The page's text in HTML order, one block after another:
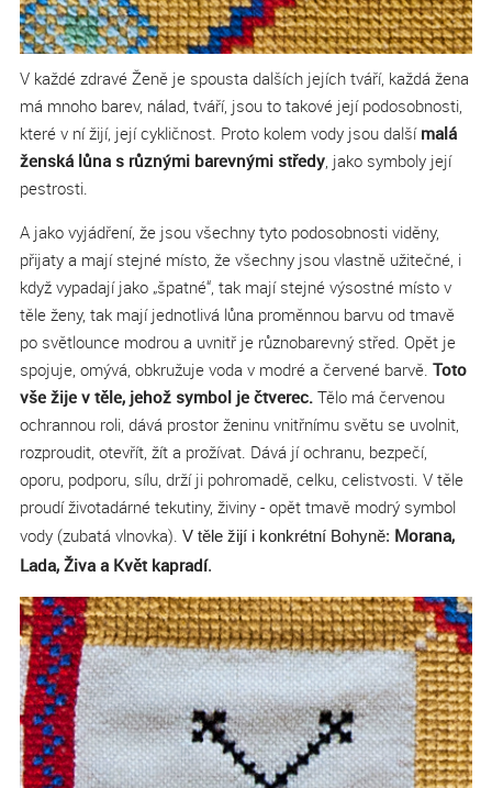
V každé zdravé Ženě je spousta dalších jejích tváří, každá žena
má mnoho barev, nálad, tváří, jsou to takové její podosobnosti,
které v ní žijí, její cykličnost. Proto kolem vody jsou další malá
ženská lůna s různými barevnými středy, jako symboly její
pestrosti.
A jako vyjádření, že jsou všechny tyto podosobnosti viděny,
přijaty a mají stejné místo, že všechny jsou vlastně užitečné, i
když vypadají jako „špatné“, tak mají stejné výsostné místo v
těle ženy, tak mají jednotlivá lůna proměnnou barvu od tmavě
po světlounce modrou a uvnitř je různobarevný střed. Opět je
spojuje, omývá, obkružuje voda v modré a červené barvě. Toto
vše žije v těle, jehož symbol je čtverec.Tělo má červenou
ochrannou roli, dává prostor ženinu vnitřnímu světu se uvolnit,
rozproudit, otevřít, žít a prožívat. Dává jí ochranu, bezpečí,
oporu, podporu, sílu, drží ji pohromadě, celku, celistvosti. V těle
proudí životadárné tekutiny, živiny - opět tmavě modrý symbol
vody (zubatá vlnovka). V těle žijí i konkrétní Bohyně: Morana,
Lada, Živa a Květ kapradí.